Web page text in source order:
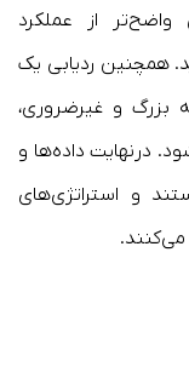
از عملکرد
همچنین ردیابی یک
بزرگ و غیرضروری،
درنهایت داده‌ها و
و استراتژی‌های